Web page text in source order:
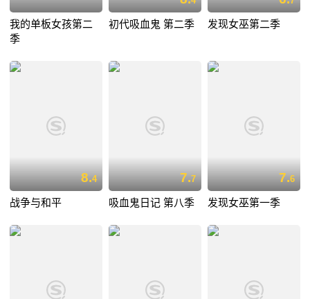
我的单板女孩第二
季
初代吸血鬼 第二季 发现女巫第二季
8.4
战争与和平
7.7
吸血鬼日记 第八季
7.6
发现女巫第一季